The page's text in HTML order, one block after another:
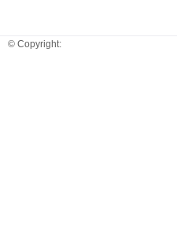
© Copyright: